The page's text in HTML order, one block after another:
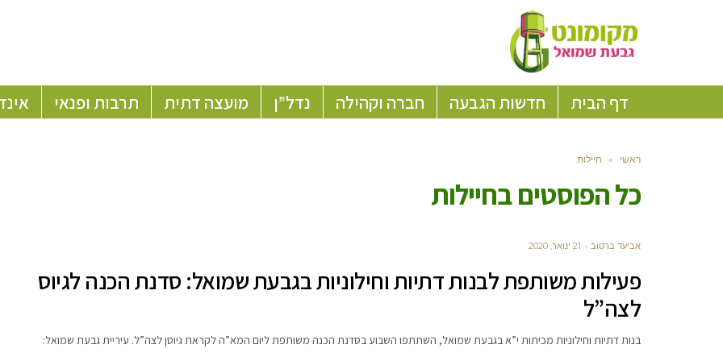
דף הבית חדשות הגבעה חברה וקהילה נדל”ן מועצה דתית תרבות ופנאי
ראשי » חיילות
כל הפוסטים בחיילות
אביעד ברטוב 21 ינואר, 2020
פעילות משותפת לבנות דתיות וחילוניות בגבעת שמואל: סדנת הכנה לגיוס
לצה”ל
בנות דתיות וחילוניות מכיתות י”א בגבעת שמואל, השתתפו השבוע בסדנת הכנה משותפת ליום המא”ה לקראת גיוסן לצה”ל. עיריית גבעת שמואל: